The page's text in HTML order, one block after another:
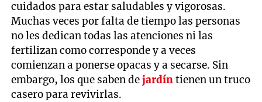
cuidados para estar saludables y vigorosas.
Muchas veces por falta de tiempo las personas
no les dedican todas las atenciones ni las
fertilizan como corresponde y a veces
comienzan a ponerse opacas y a secarse. Sin
embargo, los que saben dejardíntienen un truco
casero para revivirlas.